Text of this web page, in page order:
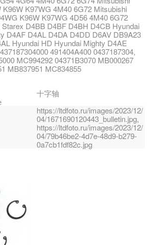
K96W K97WG 4M40 6G72 Mitsubishi
K96W K97WG 4D56 4M40 6G72
D4BB D4BF D4BH D4CB Hyundai
D4AF D4AL D4DA D4DD D6AV DB9A23
Hyundai HD Hyundai Mighty D4AE
491404A400 0437187304,
MC994292 04371B3070 MB000267
MB837951 MC834855
十字轴
https://ltdfoto.ru/images/2023/12/
04/1671690120443_bulletin.jpg,
https://ltdfoto.ru/images/2023/12/
04/79b46be2-4d7e-48d9-b279-
0a7cb1fdf82c.jpg